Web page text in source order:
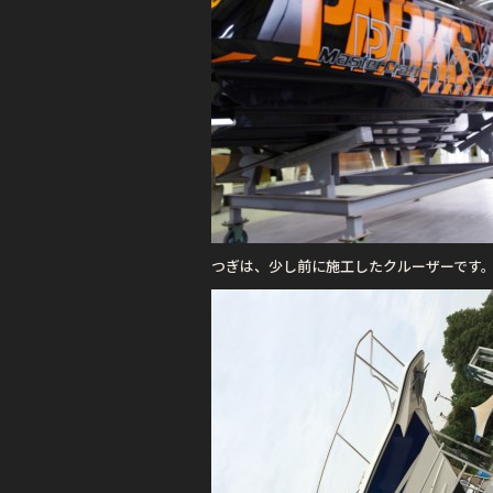
つぎは、少し前に施工したクルーザーです